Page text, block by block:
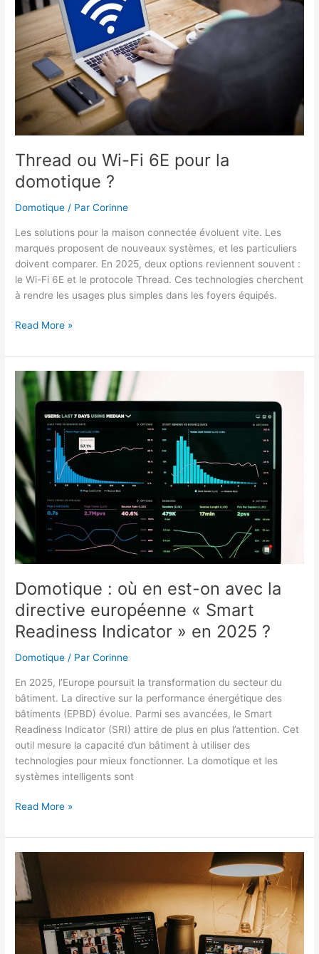
Thread ou Wi-Fi 6E pour la
domotique ?
Domotique / ParCorinne
Les solutions pour la maison connectée évoluent vite. Les
marques proposent de nouveaux systèmes, et les particuliers
doivent comparer. En 2025, deux options reviennent souvent :
le Wi-Fi 6E et le protocole Thread. Ces technologies cherchent
à rendre les usages plus simples dans les foyers équipés.
Thread
Wi-
Fi
6E
pour
la
domotique
?
Read More »
Domotique : où en est-on avec la
directive européenne « Smart
Readiness Indicator » en 2025 ?
Domotique / ParCorinne
En 2025, l’Europe poursuit la transformation du secteur du
bâtiment. La directive sur la performance énergétique des
bâtiments (EPBD) évolue. Parmi ses avancées, le Smart
Readiness Indicator (SRI) attire de plus en plus l’attention. Cet
outil mesure la capacité d’un bâtiment à utiliser des
technologies pour mieux fonctionner. La domotique et les
systèmes intelligents sont
Domotique
où
en
est-
on
avec
directive
européenne
Read More »